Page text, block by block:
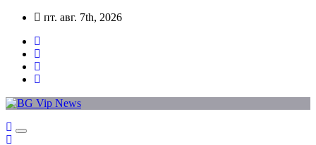
Skip
content
пт. авг. 7th, 2026